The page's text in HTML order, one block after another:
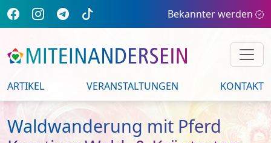
Bekannter werden
ARTIKEL VERANSTALTUNGEN KONTAKT
Waldwanderung mit Pferd